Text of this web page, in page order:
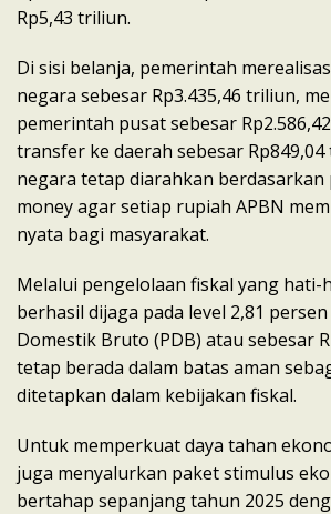
Rp5,43 triliun.
Di sisi belanja, pemerintah
negara sebesar Rp3.435,46 triliun,
pemerintah pusat sebesar
transfer ke daerah sebesar
negara tetap diarahkan
money agar setiap rupiah APBN
nyata bagi masyarakat.
Melalui pengelolaan fiskal yang hati-
berhasil dijaga pada level 2,81
Domestik Bruto (PDB) atau sebesar
tetap berada dalam batas aman
ditetapkan dalam kebijakan fiskal.
Untuk memperkuat daya tahan
juga menyalurkan paket stimulus
bertahap sepanjang tahun 2025